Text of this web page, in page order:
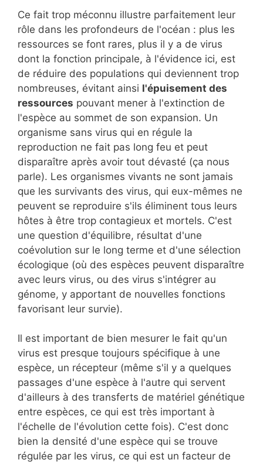
Ce fait trop méconnu illustre parfaitement leur
rôle dans les profondeurs de l'océan : plus les
ressources se font rares, plus il y a de virus
dont la fonction principale, à l'évidence ici, est
de réduire des populations qui deviennent trop
nombreuses, évitant ainsi l'épuisement des
ressources pouvant mener à l'extinction de
l'espèce au sommet de son expansion. Un
organisme sans virus qui en régule la
reproduction ne fait pas long feu et peut
disparaître après avoir tout dévasté (ça nous
parle). Les organismes vivants ne sont jamais
que les survivants des virus, qui eux-mêmes ne
peuvent se reproduire s'ils éliminent tous leurs
hôtes à être trop contagieux et mortels. C'est
une question d'équilibre, résultat d'une
coévolution sur le long terme et d'une sélection
écologique (où des espèces peuvent disparaître
avec leurs virus, ou des virus s'intégrer au
génome, y apportant de nouvelles fonctions
favorisant leur survie).
Il est important de bien mesurer le fait qu'un
virus est presque toujours spécifique à une
espèce, un récepteur (même s'il y a quelques
passages d'une espèce à l'autre qui servent
d'ailleurs à des transferts de matériel génétique
entre espèces, ce qui est très important à
l'échelle de l'évolution cette fois). C'est donc
bien la densité d'une espèce qui se trouve
régulée par les virus, ce qui est un facteur de